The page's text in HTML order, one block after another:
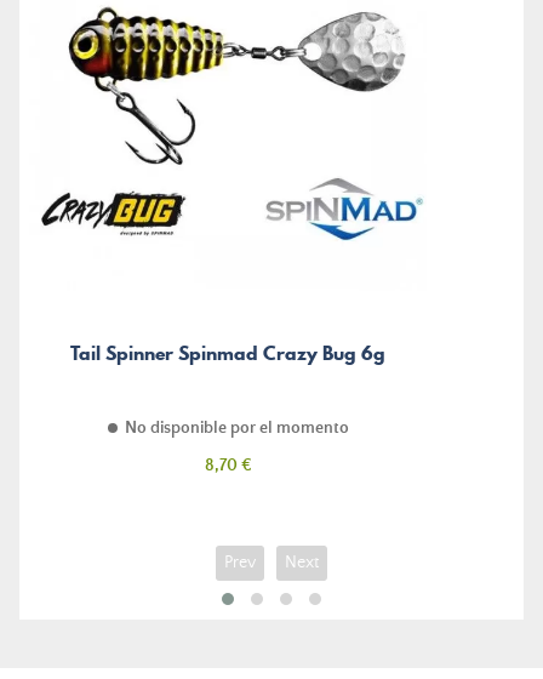
Tail Spinner Spinmad Crazy Bug 6g
No disponible por el momento
Precio
8,70 €
Prev Next